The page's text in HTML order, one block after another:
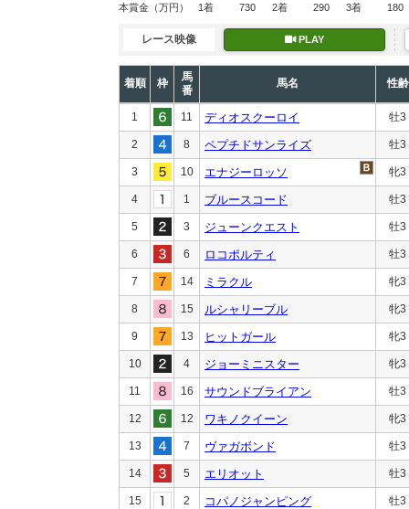
本賞金 （万円） 1着 730 2着 290 3着 180
レース映像 PLAY
着順 枠
馬
番
馬名 性齢
1 11 ディオスクーロイ 牡3
2 8 ペプチドサンライズ 牡3
3 10 エナジーロッソ 牝3
4 1 ブルースコード 牡3
5 3 ジューンクエスト 牡3
6 6 ロコポルティ 牡3
7 14 ミラクル 牝3
8 15 ルシャリーブル 牝3
9 13 ヒットガール 牝3
10 4 ジョーミニスター 牝3
11 16 サウンドブライアン 牡3
12 12 ワキノクイーン 牝3
13 7 ヴァガボンド 牡3
14 5 エリオット 牡3
15 2 コパノジャンピング 牡3